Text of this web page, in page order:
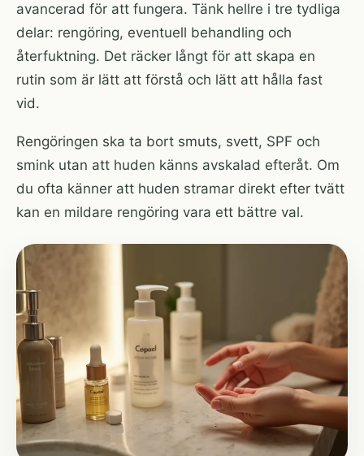
avancerad för att fungera. Tänk hellre i tre tydliga
delar: rengöring, eventuell behandling och
återfuktning. Det räcker långt för att skapa en
rutin som är lätt att förstå och lätt att hålla fast
vid.
Rengöringen ska ta bort smuts, svett, SPF och
smink utan att huden känns avskalad efteråt. Om
du ofta känner att huden stramar direkt efter tvätt
kan en mildare rengöring vara ett bättre val.